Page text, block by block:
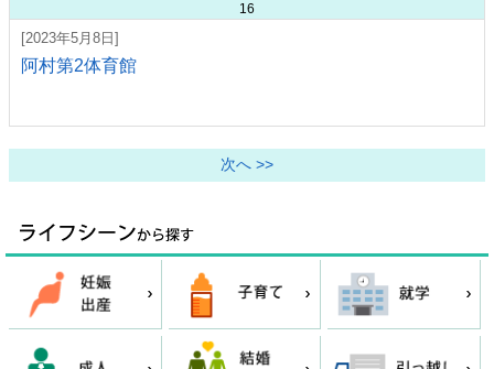
16
[2023年5月8日]
阿村第2体育館
次へ >>